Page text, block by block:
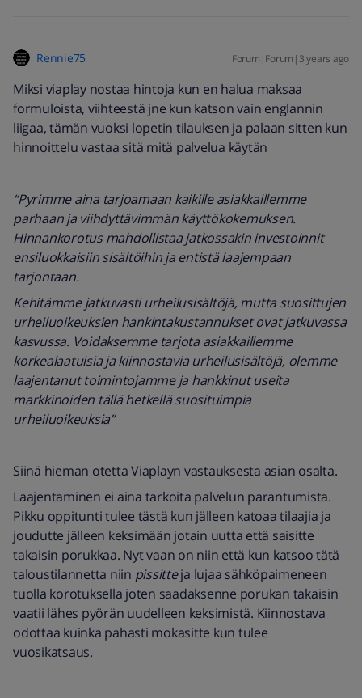
Rennie75 Forum|Forum|3 years ago
Miksi viaplay nostaa hintoja kun en halua maksaa
formuloista, viihteestä jne kun katson vain englannin
liigaa, tämän vuoksi lopetin tilauksen ja palaan sitten kun
hinnoittelu vastaa sitä mitä palvelua käytän
“Pyrimme aina tarjoamaan kaikille asiakkaillemme
parhaan ja viihdyttävimmän käyttökokemuksen.
Hinnankorotus mahdollistaa jatkossakin investoinnit
ensiluokkaisiin sisältöihin ja entistä laajempaan
tarjontaan.
Kehitämme jatkuvasti urheilusisältöjä, mutta suosittujen
urheiluoikeuksien hankintakustannukset ovat jatkuvassa
kasvussa. Voidaksemme tarjota asiakkaillemme
korkealaatuisia ja kiinnostavia urheilusisältöjä, olemme
laajentanut toimintojamme ja hankkinut useita
markkinoiden tällä hetkellä suosituimpia
urheiluoikeuksia”
Siinä hieman otetta Viaplayn vastauksesta asian osalta.
Laajentaminen ei aina tarkoita palvelun parantumista.
Pikku oppitunti tulee tästä kun jälleen katoaa tilaajia ja
joudutte jälleen keksimään jotain uutta että saisitte
takaisin porukkaa. Nyt vaan on niin että kun katsoo tätä
taloustilannetta niin pissitteja lujaa sähköpaimeneen
tuolla korotuksella joten saadaksenne porukan takaisin
vaatii lähes pyörän uudelleen keksimistä. Kiinnostava
odottaa kuinka pahasti mokasitte kun tulee
vuosikatsaus.